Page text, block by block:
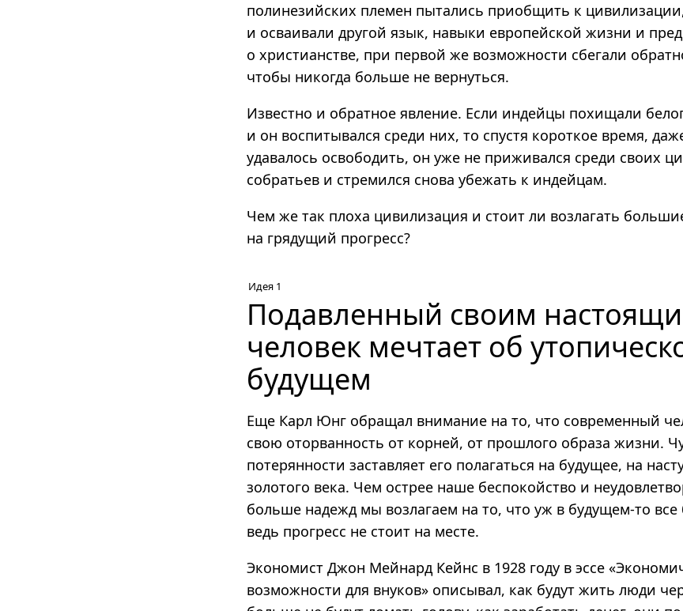
полинезийских племен пытались приобщить к
и осваивали другой язык, навыки европейской жизни и
о христианстве, при первой же возможности сбегали
чтобы никогда больше не вернуться.
Известно и обратное явление. Если индейцы похищали
и он воспитывался среди них, то спустя короткое время,
удавалось освободить, он уже не приживался среди своих
собратьев и стремился снова убежать к индейцам.
Чем же так плоха цивилизация и стоит ли возлагать
на грядущий прогресс?
Идея 1
Подавленный своим
человек мечтает об
будущем
Еще Карл Юнг обращал внимание на то, что современный
свою оторванность от корней, от прошлого образа жизни.
потерянности заставляет его полагаться на будущее, на
золотого века. Чем острее наше беспокойство и
больше надежд мы возлагаем на то, что уж в будущем-то все
ведь прогресс не стоит на месте.
Экономист Джон Мейнард Кейнс в 1928 году в эссе
возможности для внуков» описывал, как будут жить люди